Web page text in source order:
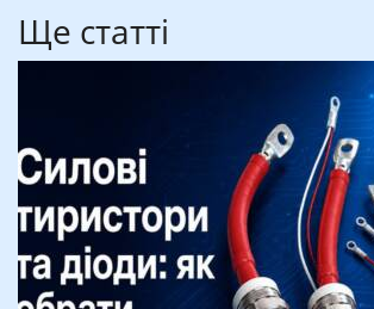
Ще статті